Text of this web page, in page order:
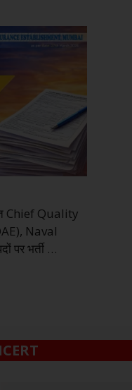
Chief Quality
Naval
पर भर्ती …